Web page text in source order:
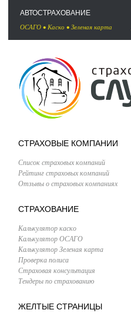
АВТОСТРАХОВАНИЕ
ОСАГО • Каско • Зеленая карта
СТРАХОВЫЕ КОМПАНИИ
Список страховых компаний
Рейтинг страховых компаний
Отзывы о страховых компаниях
СТРАХОВАНИЕ
Калькулятор каско
Калькулятор ОСАГО
Калькулятор Зеленая карта
Проверка полиса
Страховая консультация
Тендеры по страхованию
ЖЕЛТЫЕ СТРАНИЦЫ